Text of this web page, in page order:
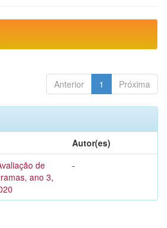
Anterior 1 Próxima
Autor(es)
de
ano 3,
-